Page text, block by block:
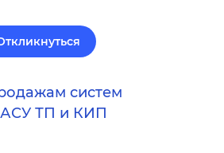
систем
АСУ ТП и КИП